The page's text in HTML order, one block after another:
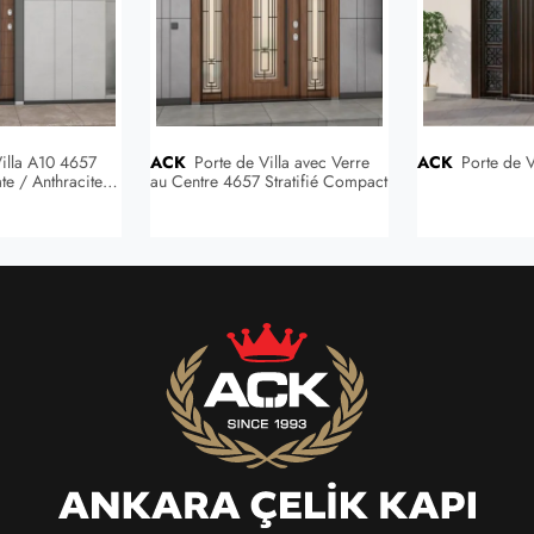
/ Anthracite
ACK
au Centre 4657 Stratifié Compact
ACK Porte de